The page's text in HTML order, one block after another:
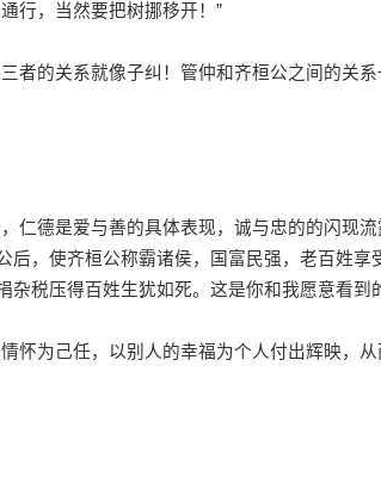
行，当然要把树挪移开！”
的关系就像子纠！管仲和齐桓公之间的关系
德是爱与善的具体表现，诚与忠的的闪现流
后，使齐桓公称霸诸侯，国富民强，老百姓享
税压得百姓生犹如死。这是你和我愿意看到
为己任，以别人的幸福为个人付出辉映，从